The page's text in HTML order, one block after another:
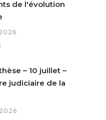
de l'évolution
– 10 juillet –
judiciaire de la